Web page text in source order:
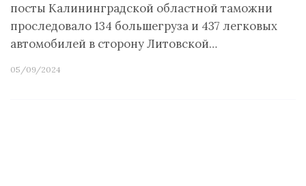
посты Калининградской областной таможни
проследовало 134 большегруза и 437 легковых
автомобилей в сторону Литовской…
05/09/2024